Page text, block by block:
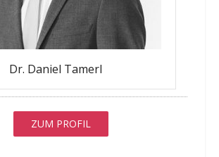
Dr. Daniel Tamerl
ZUM PROFIL